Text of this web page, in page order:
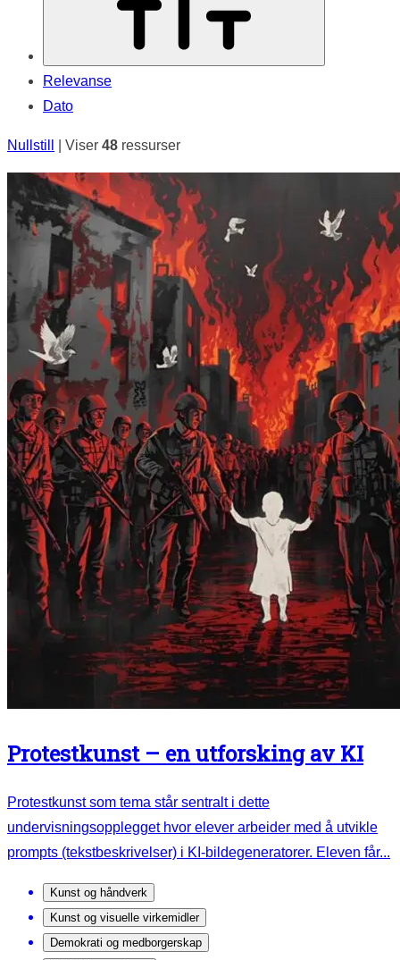
Relevanse
Dato
Nullstill | Viser 48 ressurser
Protestkunst – en utforsking av KI
Protestkunst som tema står sentralt i dette
undervisningsopplegget hvor elever arbeider med å utvikle
prompts (tekstbeskrivelser) i KI-bildegeneratorer. Eleven får...
Kunst og håndverk
Kunst og visuelle virkemidler
Demokrati og medborgerskap